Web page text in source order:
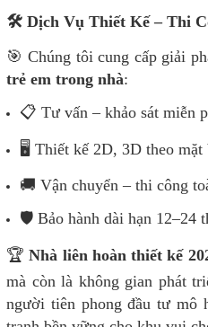
🛠️ Dịch Vụ Thiết Kế – Thi
🎯 Chúng tôi cung cấp giải
trẻ em trong nhà:
📋 Tư vấn – khảo sát miễn
🖥️ Thiết kế 2D, 3D theo mặt
🚚 Vận chuyển – thi công
🛡️ Bảo hành dài hạn 12–24
🏆Nhà liên hoàn thiết kế
mà còn là không gian phát
người tiên phong đầu tư mô